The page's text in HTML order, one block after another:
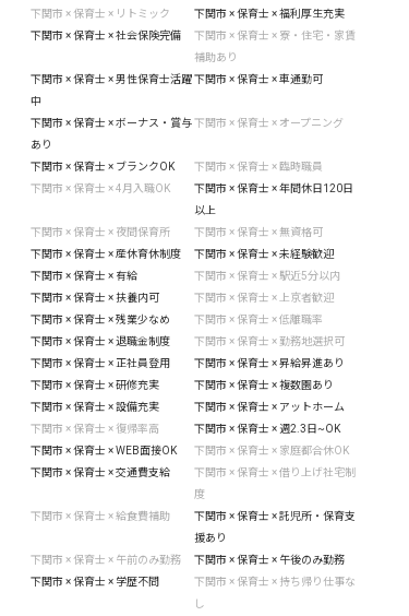
下関市 × 保育士 × リトミック
下関市 × 保育士 × 福利厚生充実
下関市 × 保育士 × 社会保険完備
下関市 × 保育士 × 寮・住宅・家賃
補助あり
下関市 × 保育士 × 男性保育士活躍
中
下関市 × 保育士 × 車通勤可
下関市 × 保育士 × ボーナス・賞与
あり
下関市 × 保育士 × オープニング
下関市 × 保育士 × ブランクOK
下関市 × 保育士 × 臨時職員
下関市 × 保育士 × 4月入職OK
下関市 × 保育士 × 年間休日120日
以上
下関市 × 保育士 × 夜間保育所
下関市 × 保育士 × 無資格可
下関市 × 保育士 × 産休育休制度
下関市 × 保育士 × 未経験歓迎
下関市 × 保育士 × 有給
下関市 × 保育士 × 駅近5分以内
下関市 × 保育士 × 扶養内可
下関市 × 保育士 × 上京者歓迎
下関市 × 保育士 × 残業少なめ
下関市 × 保育士 × 低離職率
下関市 × 保育士 × 退職金制度
下関市 × 保育士 × 勤務地選択可
下関市 × 保育士 × 正社員登用
下関市 × 保育士 × 昇給昇進あり
下関市 × 保育士 × 研修充実
下関市 × 保育士 × 複数園あり
下関市 × 保育士 × 設備充実
下関市 × 保育士 × アットホーム
下関市 × 保育士 × 復帰率高
下関市 × 保育士 × 週2.3日~OK
下関市 × 保育士 × WEB面接OK
下関市 × 保育士 × 家庭都合休OK
下関市 × 保育士 × 交通費支給
下関市 × 保育士 × 借り上げ社宅制
度
下関市 × 保育士 × 給食費補助
下関市 × 保育士 × 託児所・保育支
援あり
下関市 × 保育士 × 午前のみ勤務
下関市 × 保育士 × 午後のみ勤務
下関市 × 保育士 × 学歴不問
下関市 × 保育士 × 持ち帰り仕事な
し